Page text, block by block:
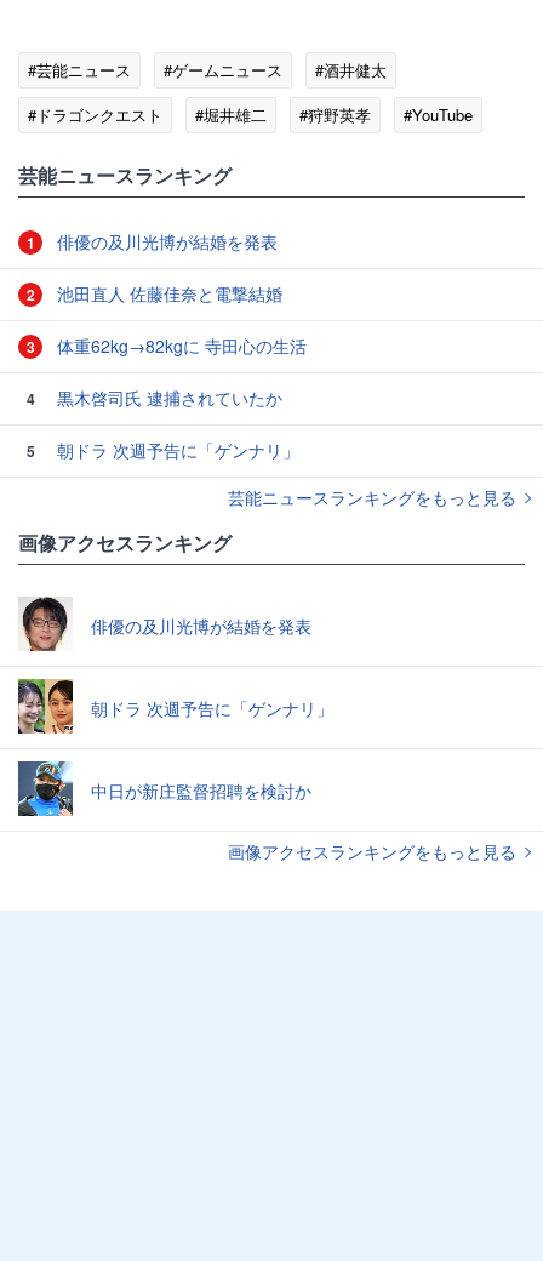
#芸能ニュース #ゲームニュース
#酒井健太
#ドラゴンクエスト
#堀井雄二 #狩野英孝
#YouTube
芸能ニュースランキング
1 俳優の及川光博が結婚を発表
2 池田直人 佐藤佳奈と電撃結婚
3 体重62kg→82kgに 寺田心の生活
4 黒木啓司氏 逮捕されていたか
5
朝ドラ 次週予告に「ゲンナリ」
芸能ニュースランキングをもっと見る
画像アクセスランキング
俳優の及川光博が結婚を発表
朝ドラ 次週予告に「ゲンナリ」
中日が新庄監督招聘を検討か
画像アクセスランキングをもっと見る